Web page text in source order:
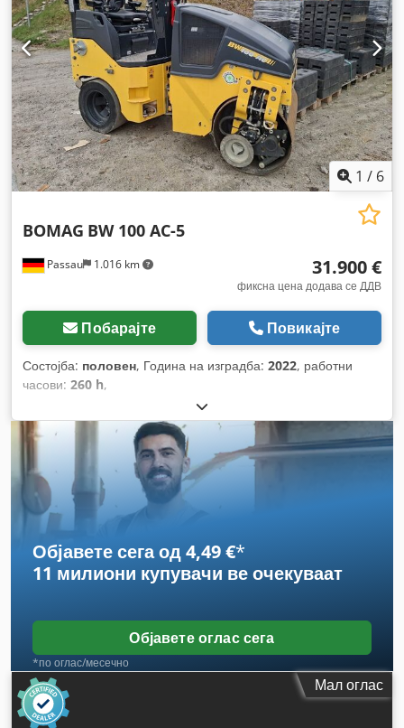
1 / 6
Passau 1.016 km
BOMAG BW 100 AC-5
31.900 €
фиксна цена додава се ДДВ
Побарајте Повикајте
Состојба: половен, Година на изградба: 2022, работни
часови: 260 h,
Објавете сега од 4,49 €*
11 милиони купувачи ве очекуваат
Објавете оглас сега
*по оглас/месечно
Мал оглас